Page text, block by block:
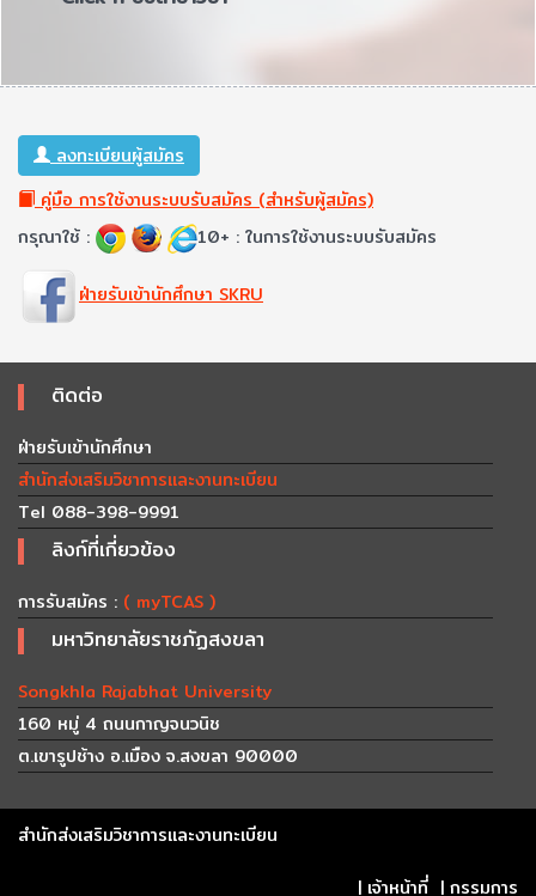
ลงทะเบียนผู้สมัคร
คู่มือ การใช้งานระบบรับสมัคร (สำหรับผู้สมัคร)
กรุณาใช้ :
10+ : ในการใช้งานระบบรับสมัคร
ฝ่ายรับเข้านักศึกษา SKRU
ติดต่อ
ฝ่ายรับเข้านักศึกษา
สำนักส่งเสริมวิชาการและงานทะเบียน
Tel 088-398-9991
ลิงก์ที่เกี่ยวข้อง
การรับสมัคร : ( myTCAS )
มหาวิทยาลัยราชภัฏสงขลา
Songkhla Rajabhat University
160 หมู่ 4 ถนนกาญจนวนิช
ต.เขารูปช้าง อ.เมือง จ.สงขลา 90000
สำนักส่งเสริมวิชาการและงานทะเบียน
| เจ้าหน้าที่ | กรรมการ